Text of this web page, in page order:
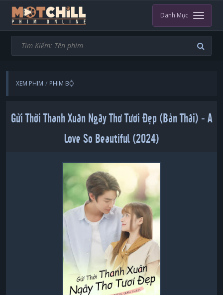
Danh Mục
XEM PHIM PHIM BỘ
Gửi Thời Thanh Xuân Ngây Thơ Tươi Đẹp (Bản Thái) - A
Love So Beautiful (2024)